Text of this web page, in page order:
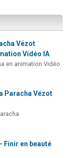
Vézot
Vidéo IA
en animation Vidéo
Paracha Vézot
Finir en beauté